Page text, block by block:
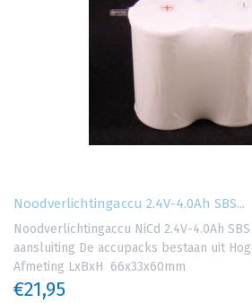
Noodverlichtingaccu 2.4V-4.0Ah SBS...
Noodverlichtingaccu NiCd 2.4V-4.0Ah SBS
aansluiting De accupacks bestaan uit
Afmeting LxBxH 66x33x60mm
€21,95